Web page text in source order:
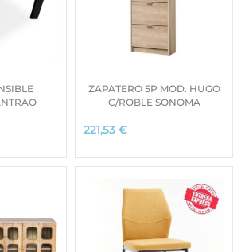
ZAPATERO 5P MOD. HUGO
C/ROBLE SONOMA
221,53 €